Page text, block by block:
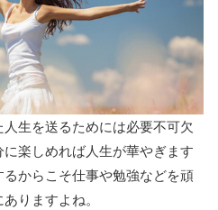
人生を送るためには必要不可欠
楽しめれば人生が華やぎます
からこそ仕事や勉強などを頑
りますよね。